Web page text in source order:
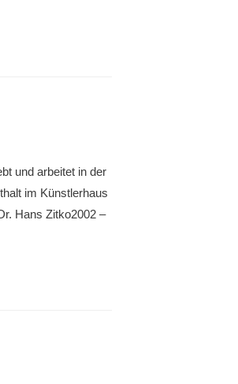
und arbeitet in der
im Künstlerhaus
Hans Zitko2002 –